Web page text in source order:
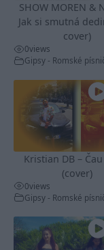
SHOW MOREN &
Jak si smutná
cover)
0views
Gipsy - Romské
Kristian DB –
(cover)
0views
Gipsy - Romské